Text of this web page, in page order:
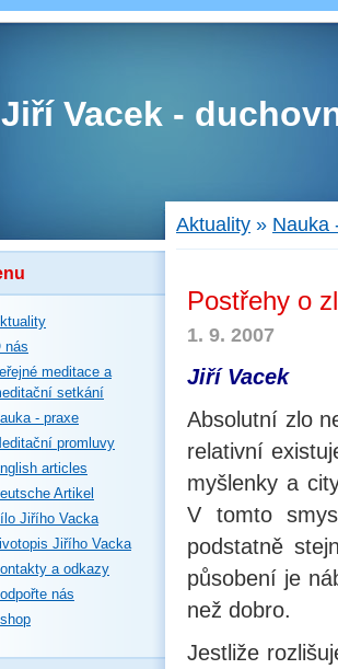
Jiří Vacek -
nás
meditace a
setkání
- praxe
promluvy
articles
Artikel
Jiřího Vacka
Jiřího Vacka
a odkazy
nás
Aktuality » Nauka
Postřehy o
1. 9. 2007
Jiří Vacek
Absolutní zlo
relativní
myšlenky a
V tomto
podstatně
působení je
než dobro.
Jestliže